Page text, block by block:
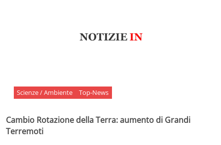
Scienze / Ambiente Top-News
Cambio Rotazione della Terra: aumento di Grandi
Terremoti